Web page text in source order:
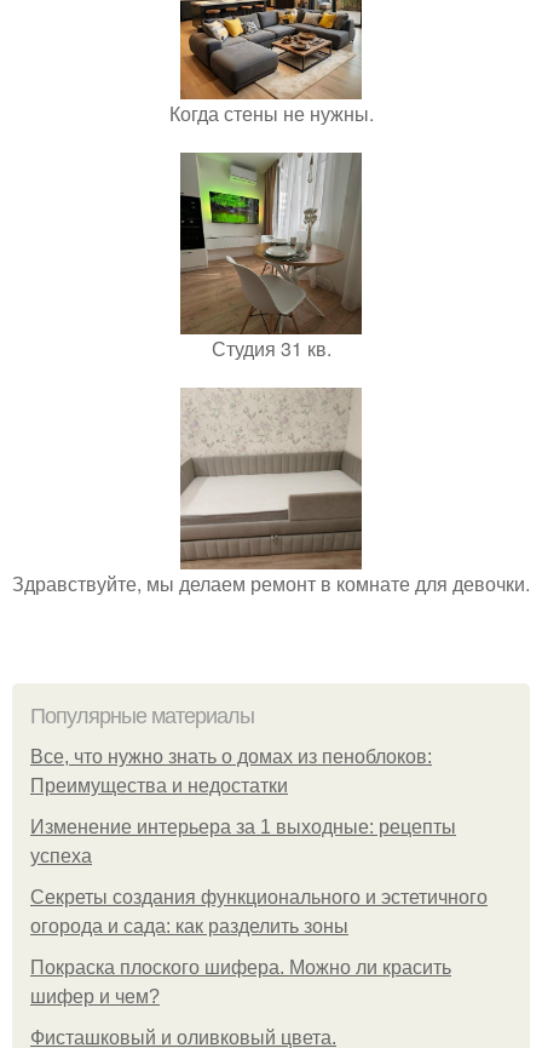
Когда стены не нужны.
Студия 31 кв.
Здравствуйте, мы делаем ремонт в комнате для девочки.
Популярные материалы
Все, что нужно знать о домах из пеноблоков:
Преимущества и недостатки
Изменение интерьера за 1 выходные: рецепты
успеха
Секреты создания функционального и эстетичного
огорода и сада: как разделить зоны
Покраска плоского шифера. Можно ли красить
шифер и чем?
Фисташковый и оливковый цвета.